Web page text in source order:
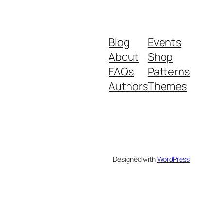
Blog
About
FAQs
Authors
Events
Shop
Patterns
Themes
Designed withWordPress